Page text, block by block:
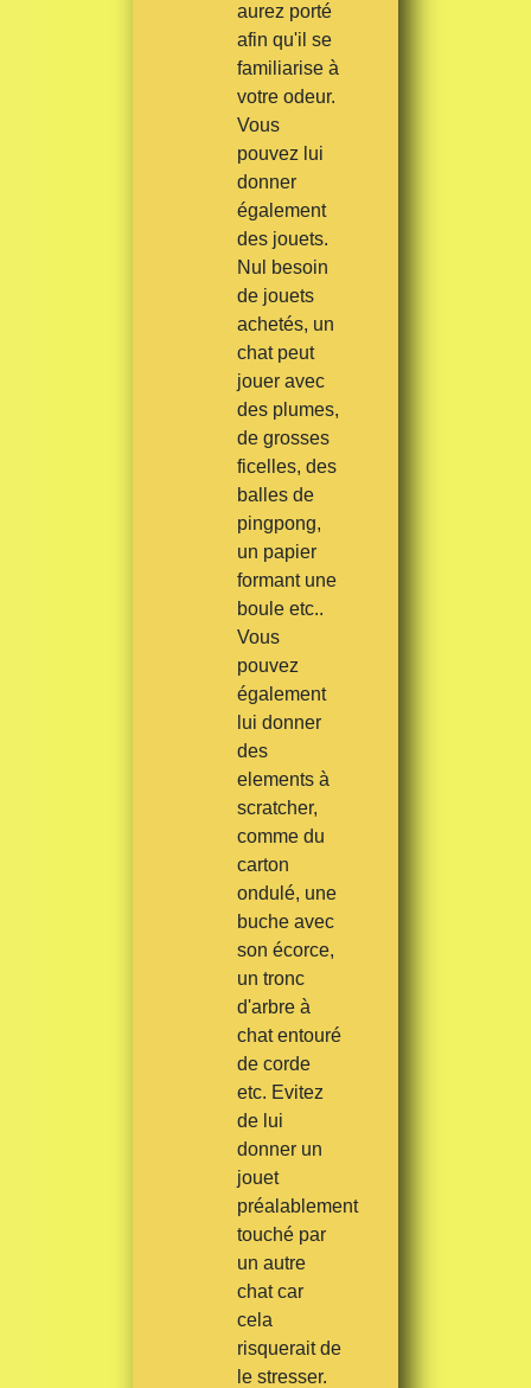
aurez porté
afin qu'il se
familiarise à
votre odeur.
Vous
pouvez lui
donner
également
des jouets.
Nul besoin
de jouets
achetés, un
chat peut
jouer avec
des plumes,
de grosses
ficelles, des
balles de
pingpong,
un papier
formant une
boule etc..
Vous
pouvez
également
lui donner
des
elements à
scratcher,
comme du
carton
ondulé, une
buche avec
son écorce,
un tronc
d'arbre à
chat entouré
de corde
etc. Evitez
de lui
donner un
jouet
préalablement
touché par
un autre
chat car
cela
risquerait de
le stresser.